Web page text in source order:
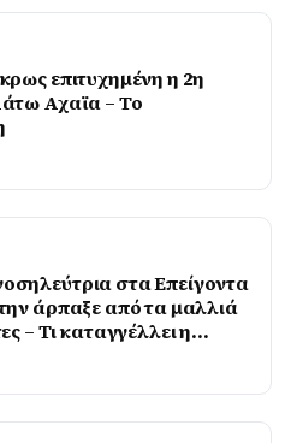
επιτυχημένη η 2η
Αχαϊα – Το
στα Επείγοντα
άρπαξε από τα μαλλιά
– Τι καταγγέλλει η